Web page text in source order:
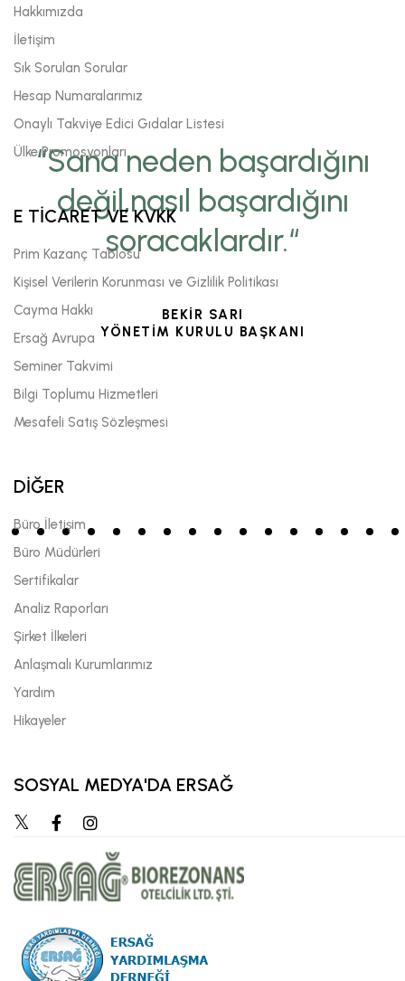
“Sana neden başardığını
değil,nasıl başardığını
soracaklardır.“
BEKİR SARI
YÖNETİM KURULU BAŞKANI
Hakkımızda
İletişim
Sık Sorulan Sorular
Hesap Numaralarımız
Onaylı Takviye Edici Gıdalar Listesi
Ülke Promosyonları
E TİCARET VE KVKK
Prim Kazanç Tablosu
Kişisel Verilerin Korunması ve Gizlilik Politikası
Cayma Hakkı
Ersağ Avrupa
Seminer Takvimi
Bilgi Toplumu Hizmetleri
Mesafeli Satış Sözleşmesi
DİĞER
Büro İletişim
Büro Müdürleri
Sertifikalar
Analiz Raporları
Şirket İlkeleri
Anlaşmalı Kurumlarımız
Yardım
Hikayeler
SOSYAL MEDYA'DA ERSAĞ